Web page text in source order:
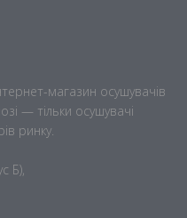
магазин осушувачів
— тільки осушувачі
ринку.
Б),